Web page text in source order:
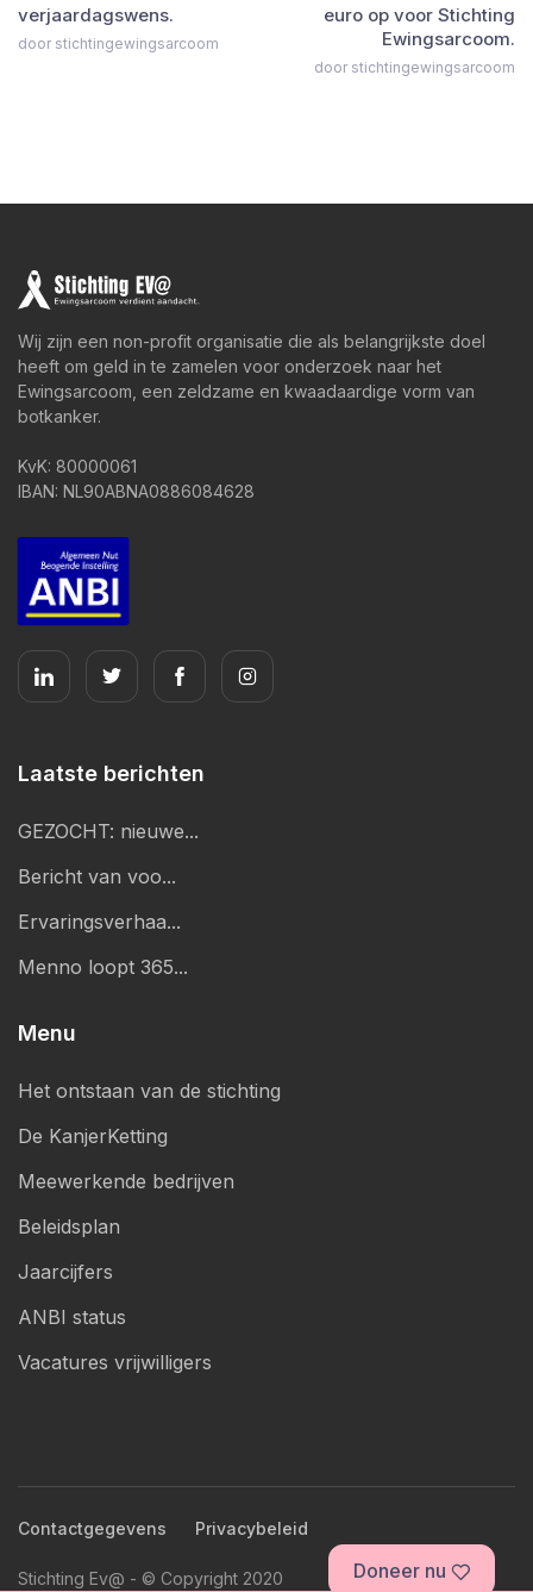
verjaardagswens.
door stichtingewingsarcoom
euro op voor Stichting
Ewingsarcoom.
door stichtingewingsarcoom
Wij zijn een non-profit organisatie die als belangrijkste doel
heeft om geld in te zamelen voor onderzoek naar het
Ewingsarcoom, een zeldzame en kwaadaardige vorm van
botkanker.
KvK: 80000061
IBAN: NL90ABNA0886084628
Laatste berichten
GEZOCHT: nieuwe...
Bericht van voo...
Ervaringsverhaa...
Menno loopt 365...
Menu
Het ontstaan van de stichting
De KanjerKetting
Meewerkende bedrijven
Beleidsplan
Jaarcijfers
ANBI status
Vacatures vrijwilligers
Contactgegevens Privacybeleid
Stichting Ev@ - © Copyright 2020 Doneer nu